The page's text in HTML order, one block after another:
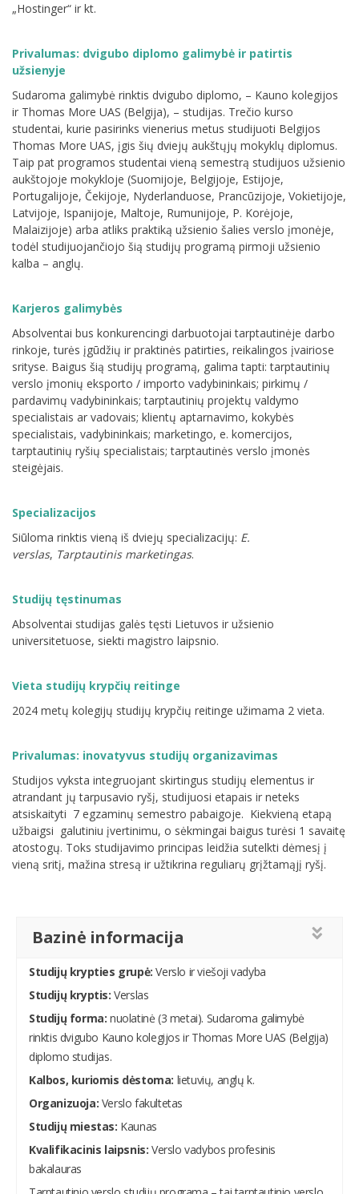
„Hostinger“ ir kt.
Privalumas: dvigubo diplomo galimybė ir patirtis
užsienyje
Sudaroma galimybė rinktis dvigubo diplomo, – Kauno kolegijos
ir Thomas More UAS (Belgija), – studijas. Trečio kurso
studentai, kurie pasirinks vienerius metus studijuoti Belgijos
Thomas More UAS, įgis šių dviejų aukštųjų mokyklų diplomus.
Taip pat programos studentai vieną semestrą studijuos užsienio
aukštojoje mokykloje (Suomijoje, Belgijoje, Estijoje,
Portugalijoje, Čekijoje, Nyderlanduose, Prancūzijoje, Vokietijoje,
Latvijoje, Ispanijoje, Maltoje, Rumunijoje, P. Korėjoje,
Malaizijoje) arba atliks praktiką užsienio šalies verslo įmonėje,
todėl studijuojančiojo šią studijų programą pirmoji užsienio
kalba – anglų.
Karjeros galimybės
Absolventai bus konkurencingi darbuotojai tarptautinėje darbo
rinkoje, turės įgūdžių ir praktinės patirties, reikalingos įvairiose
srityse. Baigus šią studijų programą, galima tapti: tarptautinių
verslo įmonių eksporto / importo vadybininkais; pirkimų /
pardavimų vadybininkais; tarptautinių projektų valdymo
specialistais ar vadovais; klientų aptarnavimo, kokybės
specialistais, vadybininkais; marketingo, e. komercijos,
tarptautinių ryšių specialistais; tarptautinės verslo įmonės
steigėjais.
Specializacijos
Siūloma rinktis vieną iš dviejų specializacijų: E.
verslas, Tarptautinis marketingas.
Studijų tęstinumas
Absolventai studijas galės tęsti Lietuvos ir užsienio
universitetuose, siekti magistro laipsnio.
Vieta studijų krypčių reitinge
2024 metų kolegijų studijų krypčių reitinge užimama 2 vieta.
Privalumas: inovatyvus studijų organizavimas
Studijos vyksta integruojant skirtingus studijų elementus ir
atrandant jų tarpusavio ryšį, studijuosi etapais ir neteks
atsiskaityti 7 egzaminų semestro pabaigoje. Kiekvieną etapą
užbaigsi galutiniu įvertinimu, o sėkmingai baigus turėsi 1 savaitę
atostogų. Toks studijavimo principas leidžia sutelkti dėmesį į
vieną sritį, mažina stresą ir užtikrina reguliarų grįžtamąjį ryšį.
Bazinė informacija
Studijų krypties grupė: Verslo ir viešoji vadyba
Studijų kryptis: Verslas
Studijų forma: nuolatinė (3 metai). Sudaroma galimybė
rinktis dvigubo Kauno kolegijos ir Thomas More UAS (Belgija)
diplomo studijas.
Kalbos, kuriomis dėstoma: lietuvių, anglų k.
Organizuoja: Verslo fakultetas
Studijų miestas: Kaunas
Kvalifikacinis laipsnis: Verslo vadybos profesinis
bakalauras